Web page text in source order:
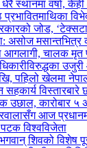
वर्षा, केही
सरकारको जोड,
असोज मसान्तभित्र
आगलागी, चालक
खेलमा नेपाल
कारोबार ५
आज
पटक विश्वविजेता
शिवको विशेष